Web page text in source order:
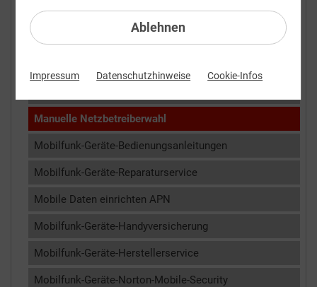
APN
Daten-Roaming
Manuelle Netzbetreiberwahl
Mobilfunk-Geräte-Bedienungsanleitungen
Mobilfunk-Geräte-Reparaturservice
Mobile Daten einrichten APN
Mobilfunk-Geräte-Handyversicherung
Mobilfunk-Geräte-Herstellerservice
Mobilfunk-Geräte-Norton-Mobile-Security
Ablehnen
Impressum Datenschutzhinweise Cookie-Infos